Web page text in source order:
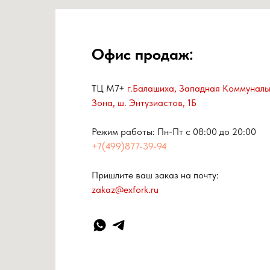
Офис продаж:
ТЦ М7+ г.Балашиха, Западная
Зона, ш. Энтузиастов, 1Б
Режим работы: Пн-Пт с 08:00 до 20:00
+7(499)877-39-94
Пришлите ваш заказ на почту:
zakaz@exfork.ru